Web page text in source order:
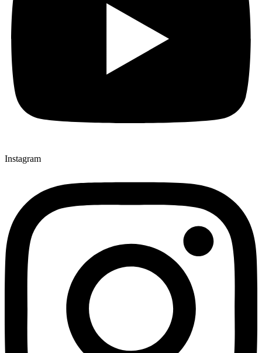
Instagram